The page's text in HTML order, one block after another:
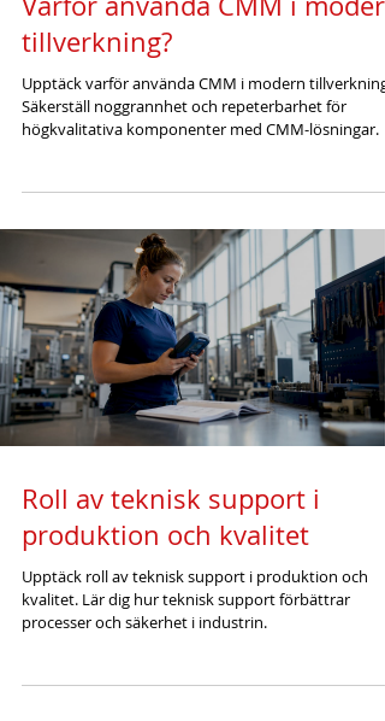
tillverkning?
Upptäck varför använda CMM i modern tillverkning.
Säkerställ noggrannhet och repeterbarhet för
högkvalitativa komponenter med CMM-lösningar.
Roll av teknisk support i
produktion och kvalitet
Upptäck roll av teknisk support i produktion och
kvalitet. Lär dig hur teknisk support förbättrar
processer och säkerhet i industrin.